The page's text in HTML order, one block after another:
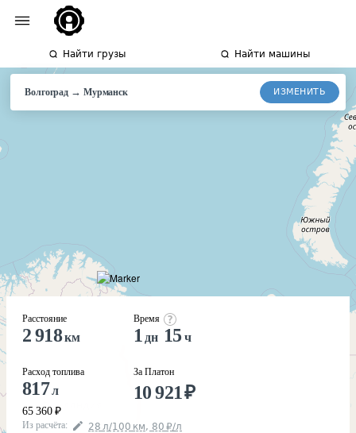
Найти грузы Найти машины
Волгоград → Мурманск ИЗМЕНИТЬ
Расстояние
2 918км
Расход топлива
817л
65 360 ₽
Время
1 дн 15 ч
За Платон
10 921₽
Из расчёта: 28 л/100 км, 80 ₽/л